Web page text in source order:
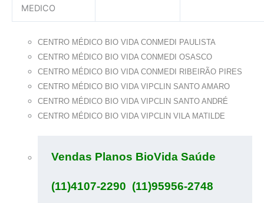
MEDICO
CENTRO MÉDICO BIO VIDA CONMEDI PAULISTA
CENTRO MÉDICO BIO VIDA CONMEDI OSASCO
CENTRO MÉDICO BIO VIDA CONMEDI RIBEIRÃO PIRES
CENTRO MÉDICO BIO VIDA VIPCLIN SANTO AMARO
CENTRO MÉDICO BIO VIDA VIPCLIN SANTO ANDRÉ
CENTRO MÉDICO BIO VIDA VIPCLIN VILA MATILDE
Vendas Planos BioVida Saúde
(11)4107-2290  (11)95956-2748